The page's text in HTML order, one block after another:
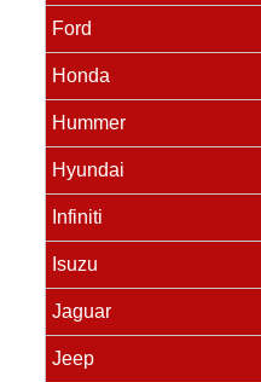
Ford
Honda
Hummer
Hyundai
Infiniti
Isuzu
Jaguar
Jeep